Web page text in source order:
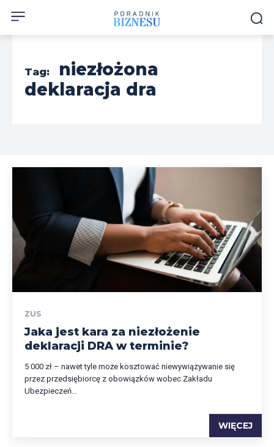
Tag:
niezłożona
deklaracja dra
ZUS
Jaka jest kara za niezłożenie
deklaracji DRA w terminie?
5 000 zł – nawet tyle może kosztować niewywiązywanie się
przez przedsiębiorcę z obowiązków wobec Zakładu
Ubezpieczeń...
WIĘCEJ